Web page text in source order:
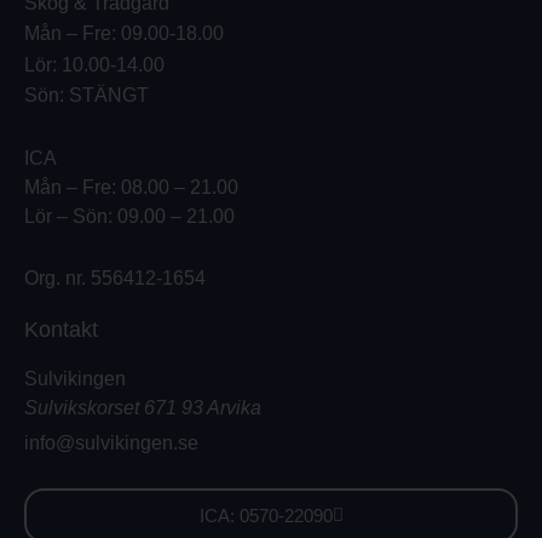
Mån – Fre: 09.00-18.00
Lör: 10.00-14.00
Sön: STÄNGT
ICA
Mån – Fre: 08.00 – 21.00
Lör – Sön: 09.00 – 21.00
Org. nr. 556412-1654
Kontakt
Sulvikingen
Sulvikskorset 671 93 Arvika
info@sulvikingen.se
ICA: 0570-22090